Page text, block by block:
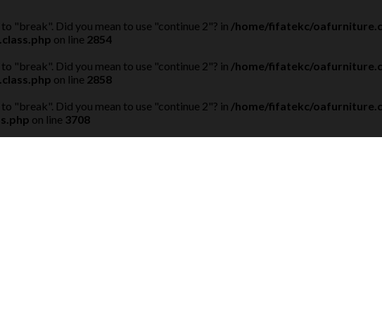
"break". Did you mean to use "continue 2"? in /home/fifatekc/
on line 2854
"break". Did you mean to use "continue 2"? in /home/fifatekc/
on line 2858
"break". Did you mean to use "continue 2"? in /home/fifatekc/
on line 3708